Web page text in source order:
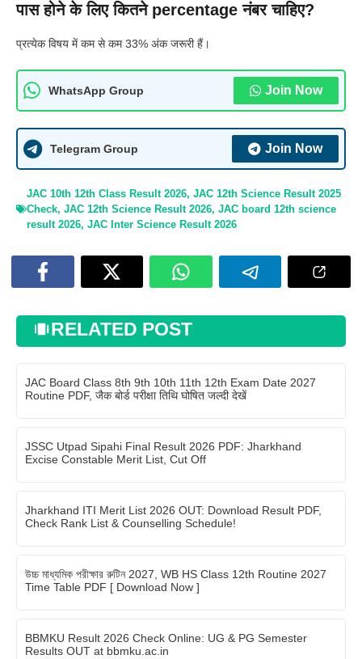
पास होने के लिए कितने percentage नंबर चाहिए?
प्रत्येक विषय में कम से कम 33% अंक जरूरी हैं।
WhatsApp Group Join Now
Telegram Group Join Now
JAC 10th 12th Class Result 2026, JAC 12th Science Result 2025
Check, JAC 12th Science Result 2026, JAC board 12th science
result 2026, JAC Inter Science Result 2026
RELATED POST
JAC Board Class 8th 9th 10th 11th 12th Exam Date 2027
Routine PDF, जैक बोर्ड परीक्षा तिथि घोषित जल्दी देखें
JSSC Utpad Sipahi Final Result 2026 PDF: Jharkhand
Excise Constable Merit List, Cut Off
Jharkhand ITI Merit List 2026 OUT: Download Result PDF,
Check Rank List & Counselling Schedule!
উচ্চ মাধ্যমিক পরীক্ষার রুটিন 2027, WB HS Class 12th Routine 2027
Time Table PDF [ Download Now ]
BBMKU Result 2026 Check Online: UG & PG Semester
Results OUT at bbmku.ac.in